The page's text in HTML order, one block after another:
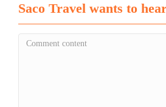
Saco Travel wants to